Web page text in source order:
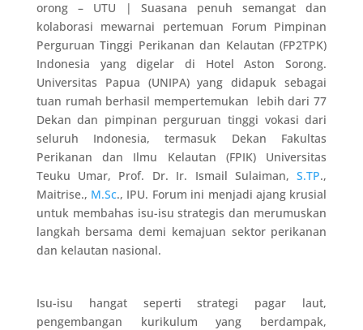
orong – UTU | Suasana penuh semangat dan
kolaborasi mewarnai pertemuan Forum Pimpinan
Perguruan Tinggi Perikanan dan Kelautan (FP2TPK)
Indonesia yang digelar di Hotel Aston Sorong.
Universitas Papua (UNIPA) yang didapuk sebagai
tuan rumah berhasil mempertemukan lebih dari 77
Dekan dan pimpinan perguruan tinggi vokasi dari
seluruh Indonesia, termasuk Dekan Fakultas
Perikanan dan Ilmu Kelautan (FPIK) Universitas
Teuku Umar, Prof. Dr. Ir. Ismail Sulaiman,S.TP.,
Maitrise., M.Sc., IPU. Forum ini menjadi ajang krusial
untuk membahas isu-isu strategis dan merumuskan
langkah bersama demi kemajuan sektor perikanan
dan kelautan nasional.
Isu-isu hangat seperti strategi pagar laut,
pengembangan kurikulum yang berdampak,